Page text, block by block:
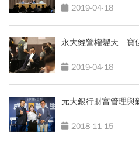
2019-04-18
永大經營權變天 寶
2019-04-18
元大銀行財富管理與
2018-11-15